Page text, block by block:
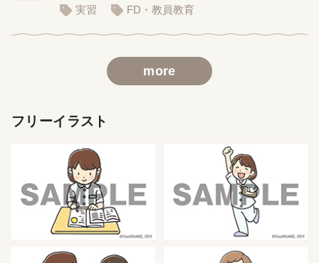
実習
FD・教員教育
more
フリーイラスト